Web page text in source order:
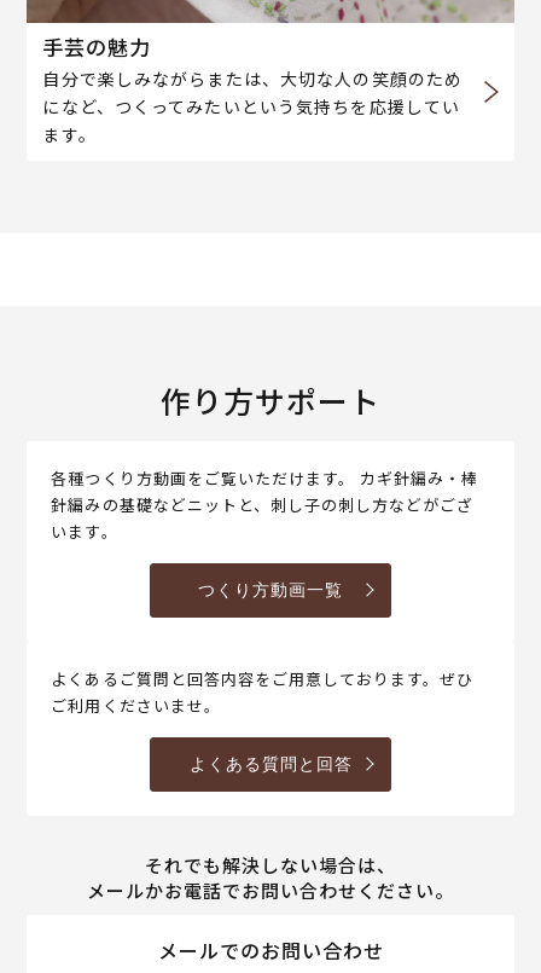
手芸の魅力
自分で楽しみながらまたは、大切な人の笑顔のため
になど、つくってみたいという気持ちを応援してい
ます。
作り方サポート
各種つくり方動画をご覧いただけます。 カギ針編み・棒
針編みの基礎などニットと、刺し子の刺し方などがござ
います。
つくり方動画一覧
よくあるご質問と回答内容をご用意しております。ぜひ
ご利用くださいませ。
よくある質問と回答
それでも解決しない場合は、
メールかお電話でお問い合わせください。
メールでのお問い合わせ